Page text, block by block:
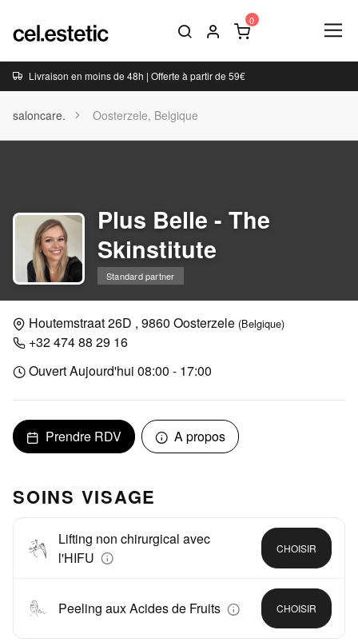
Livraison en moins de 48h | Offerte à partir de 59€
saloncare. Oosterzele, Belgique
Plus Belle - The
Skinstitute
Standard partner
Houtemstraat 26D , 9860 Oosterzele (Belgique)
+32 474 88 29 16
Ouvert Aujourd'hui 08:00 - 17:00
Prendre RDV A propos
SOINS VISAGE
Lifting non chirurgical avec
l'HIFU
CHOISIR
Peeling aux Acides de Fruits CHOISIR